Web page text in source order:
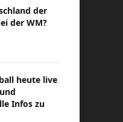
der
der WM?
heute live
Infos zu